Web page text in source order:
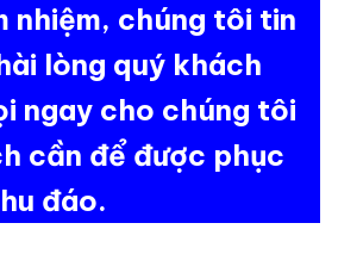
nhiệm, chúng tôi tin
lòng quý khách
ngay cho chúng tôi
cần để được phục
đáo.